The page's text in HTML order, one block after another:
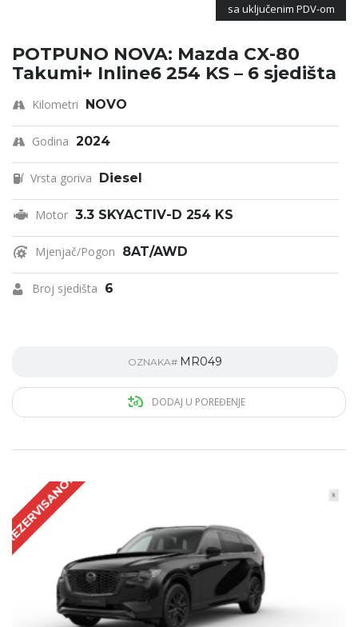
sa uključenim PDV-om
POTPUNO NOVA: Mazda CX-80
Takumi+ Inline6 254 KS – 6 sjedišta
Kilometri NOVO
Godina 2024
Vrsta goriva Diesel
Motor 3.3 SKYACTIV-D 254 KS
Mjenjač/Pogon 8AT/AWD
Broj sjedišta 6
OZNAKA# MR049
DODAJ U POREĐENJE
REZERVISANO!